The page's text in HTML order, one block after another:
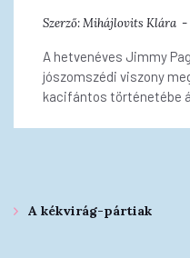
Szerző:Mihájlovits Klára
A hetvenéves Jimmy
jószomszédi viszony
kacifántos történetébe
A kékvirág-pártiak